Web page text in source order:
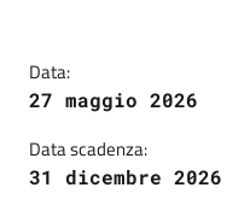
Data:
27 maggio 2026
Data scadenza:
31 dicembre 2026